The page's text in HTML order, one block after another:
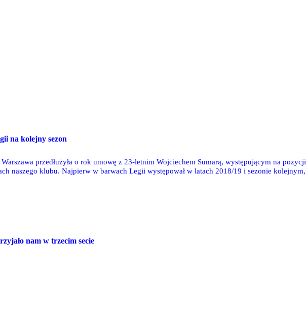
na kolejny sezon
przedłużyła o rok umowę z 23-letnim Wojciechem Sumarą, występującym na
naszego klubu. Najpierw w barwach Legii występował w latach 2018/19 i sezonie
nam w trzecim secie